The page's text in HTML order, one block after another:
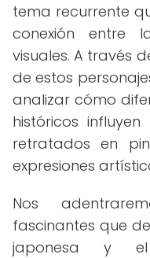
tema recurrente
conexión entre
visuales. A través
de estos
analizar cómo
históricos
retratados en
expresiones
Nos
fascinantes que
japonesa y